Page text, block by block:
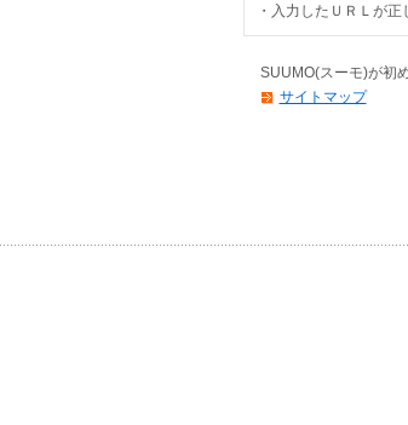
・入力したＵＲＬが正
SUUMO(スーモ)が初
サイトマップ